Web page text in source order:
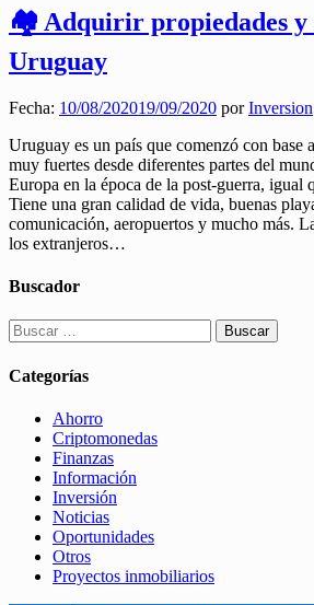
🏘️ Adquirir propiedades y
Uruguay
Fecha: 10/08/202019/09/2020 porInversion
Uruguay es un país que comenzó con base
muy fuertes desde diferentes partes del
Europa en la época de la post-guerra, igual
Tiene una gran calidad de vida, buenas
comunicación, aeropuertos y mucho más.
los extranjeros…
Buscador
Buscar:
Categorías
Ahorro
Criptomonedas
Finanzas
Información
Inversión
Noticias
Oportunidades
Otros
Proyectos inmobiliarios